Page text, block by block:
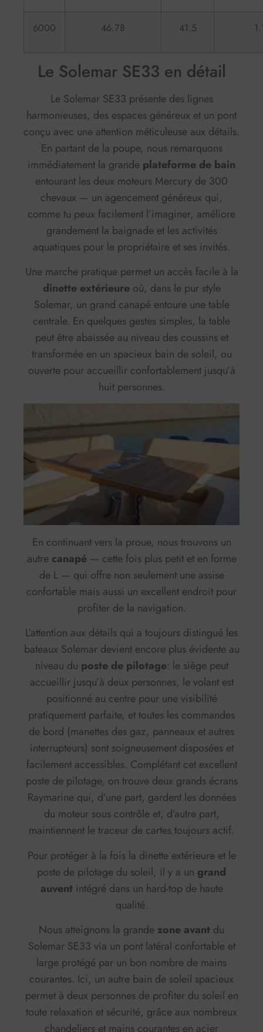
6000 46.78 41.5
Le Solemar SE33 en détail
Le Solemar SE33 présente des lignes
harmonieuses, des espaces généreux et un pont
conçu avec une attention méticuleuse aux détails.
En partant de la poupe, nous remarquons
immédiatement la grande plateforme de bain
entourant les deux moteurs Mercury de 300
chevaux — un agencement généreux qui,
comme tu peux facilement l’imaginer, améliore
grandement la baignade et les activités
aquatiques pour le propriétaire et ses invités.
Une marche pratique permet un accès facile à la
dinette extérieure où, dans le pur style
Solemar, un grand canapé entoure une table
centrale. En quelques gestes simples, la table
peut être abaissée au niveau des coussins et
transformée en un spacieux bain de soleil, ou
ouverte pour accueillir confortablement jusqu’à
huit personnes.
En continuant vers la proue, nous trouvons un
autre canapé— cette fois plus petit et en forme
de L — qui offre non seulement une assise
confortable mais aussi un excellent endroit pour
profiter de la navigation.
L’attention aux détails qui a toujours distingué les
bateaux Solemar devient encore plus évidente au
niveau du poste de pilotage: le siège peut
accueillir jusqu’à deux personnes, le volant est
positionné au centre pour une visibilité
pratiquement parfaite, et toutes les commandes
de bord (manettes des gaz, panneaux et autres
interrupteurs) sont soigneusement disposées et
facilement accessibles. Complétant cet excellent
poste de pilotage, on trouve deux grands écrans
Raymarine qui, d’une part, gardent les données
du moteur sous contrôle et, d’autre part,
maintiennent le traceur de cartes toujours actif.
Pour protéger à la fois la dinette extérieure et le
poste de pilotage du soleil, il y a un grand
auventintégré dans un hard-top de haute
qualité.
Nous atteignons la grande zone avant du
Solemar SE33 via un pont latéral confortable et
large protégé par un bon nombre de mains
courantes. Ici, un autre bain de soleil spacieux
permet à deux personnes de profiter du soleil en
toute relaxation et sécurité, grâce aux nombreux
chandeliers et mains courantes en acier